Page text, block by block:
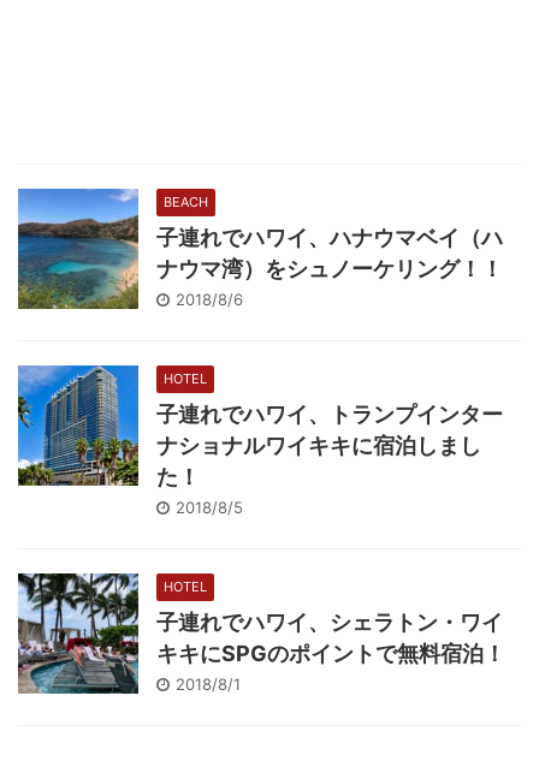
BEACH
子連れでハワイ、ハナウマベイ（ハ
ナウマ湾）をシュノーケリング！！
2018/8/6
HOTEL
子連れでハワイ、トランプインター
ナショナルワイキキに宿泊しまし
た！
2018/8/5
HOTEL
子連れでハワイ、シェラトン・ワイ
キキにSPGのポイントで無料宿泊！
2018/8/1